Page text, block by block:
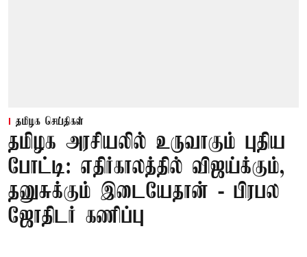
தமிழக செய்திகள்
தமிழக அரசியலில் உருவாகும் புதிய
போட்டி: எதிர்காலத்தில் விஜய்க்கும்,
தனுசுக்கும் இடையேதான் - பிரபல
ஜோதிடர் கணிப்பு